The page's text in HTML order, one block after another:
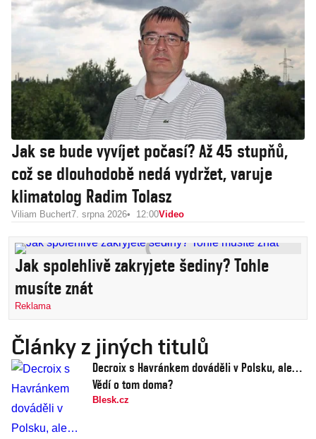
Jak se bude vyvíjet počasí? Až 45 stupňů,
což se dlouhodobě nedá vydržet, varuje
klimatolog Radim Tolasz
Viliam Buchert7. srpna 2026 12:00Video
Jak spolehlivě zakryjete šediny? Tohle
musíte znát
Reklama
Články z jiných titulů
Decroix s Havránkem dováděli v Polsku, ale…
Vědí o tom doma?
Blesk.cz